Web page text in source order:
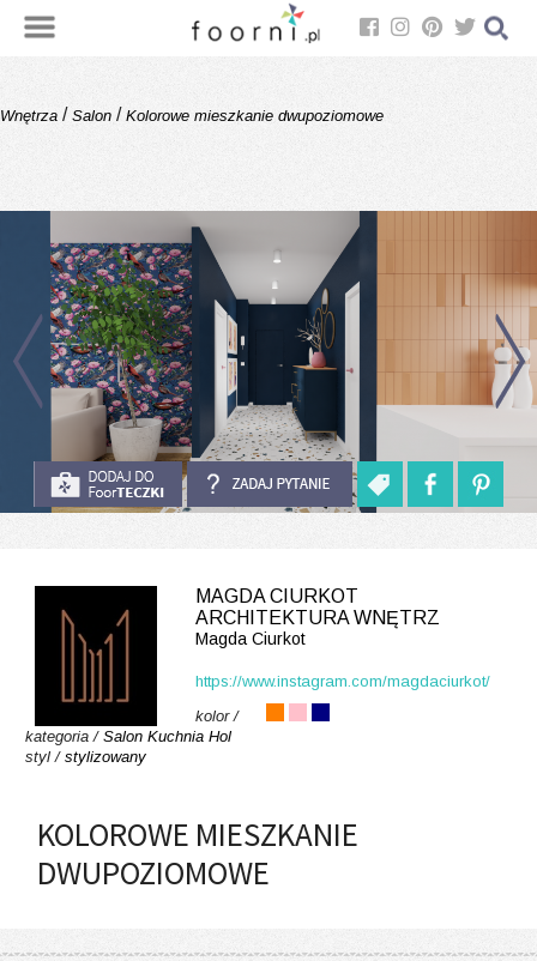
Wnętrza / Salon / Kolorowe mieszkanie dwupoziomowe
MAGDA CIURKOT
ARCHITEKTURA WNĘTRZ
Magda Ciurkot
https://www.instagram.com/magdaciurkot/
kolor /
kategoria / Salon Kuchnia Hol
styl / stylizowany
KOLOROWE MIESZKANIE
DWUPOZIOMOWE